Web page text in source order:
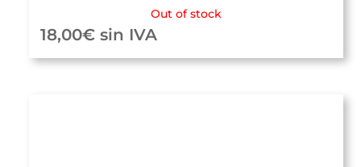
Out of stock
18,00€ sin IVA